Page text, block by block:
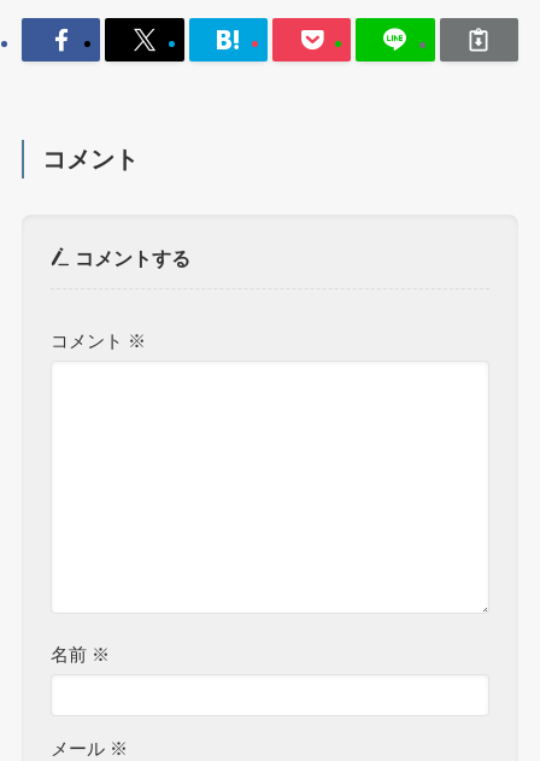
コメント
コメントする
コメント ※
名前 ※
メール ※